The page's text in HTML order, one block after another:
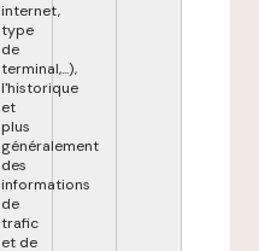
internet,
type
de
terminal,...),
l'historique
et
plus
généralement
des
informations
de
trafic
et de